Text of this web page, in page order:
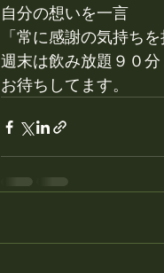
自分の想いを一言
「常に感謝の気持ちを
週末は飲み放題９０
お待ちしてます。